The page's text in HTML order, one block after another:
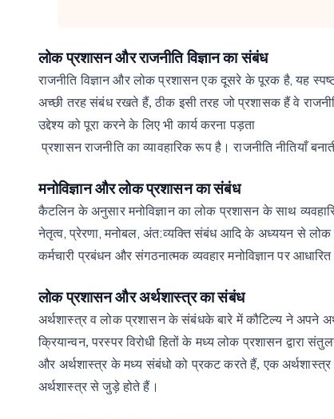
लोकप्रशासनऔरराजनीतिविज्ञानकासंबंध
राजनीति विज्ञान और लोक प्रशासन एक दूसरे के पूरक है,यह
अच्छी तरह संबंध रखते हैं, ठीक इसी तरह जो प्रशासक हैं वे
उद्देश्य को पूरा करने के लिए भी कार्य करना पड़ता
प्रशासन राजनीति का व्यावहारिक रूप है। राजनीति नीतियाँ
मनोविज्ञानऔरलोकप्रशासनकासंबंध
कैटलिन के अनुसार मनोविज्ञान का लोक प्रशासन के साथ
नेतृत्व,प्रेरणा,मनोबल, अंत:व्यक्ति संबंध आदि के अध्ययन से लोक
कर्मचारी प्रबंधन और संगठनात्मक व्यवहार मनोविज्ञान पर आधारित
लोकप्रशासनऔरअर्थशास्त्रकासंबंध
अर्थशास्त्र व लोक प्रशासन के संबंधके बारे में कौटिल्य ने अपने
क्रियान्वन,परस्पर विरोधी हितों के मध्य लोक प्रशासन द्वारा
और अर्थशास्त्र के मध्य संबंधो को प्रकट करते हैं,एक अर्थशास्त्र
अर्थशास्त्र से जुड़े होते हैं।